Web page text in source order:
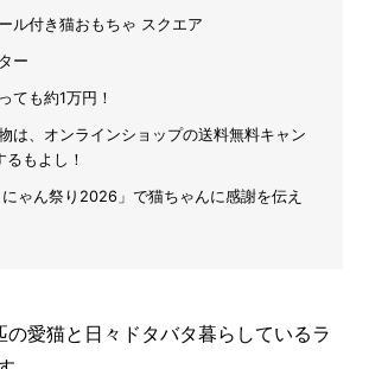
ル付き猫おもちゃ スクエア
ー
ても約1万円！
は、オンラインショップの送料無料キャン
もよし！
にゃん祭り2026」で猫ちゃんに感謝を伝え
愛猫と日々ドタバタ暮らしているラ